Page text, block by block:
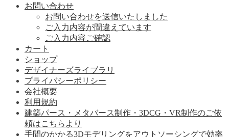
お問い合わせ
お問い合わせを送信いたしました
ご入力内容が間違えています
ご入力内容ご確認
カート
ショップ
デザイナーズライブラリ
プライバシーポリシー
会社概要
利用規約
建築パース・メタバース制作・3DCG・VR制作のご依
頼はこちらより
手間のかかる3Dモデリングをアウトソーシングで効率